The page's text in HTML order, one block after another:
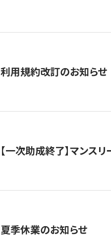
利用規約改訂のお知らせ
【一次助成終了】マンス
夏季休業のお知らせ